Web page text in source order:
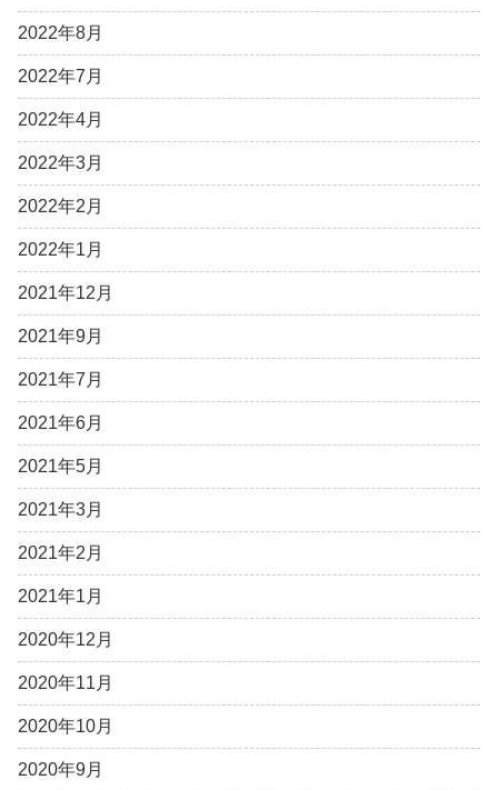
2022年8月
2022年7月
2022年4月
2022年3月
2022年2月
2022年1月
2021年12月
2021年9月
2021年7月
2021年6月
2021年5月
2021年3月
2021年2月
2021年1月
2020年12月
2020年11月
2020年10月
2020年9月